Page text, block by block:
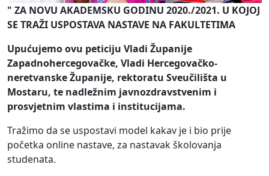
" ZA NOVU AKADEMSKU GODINU 2020./2021. U KOJOJ
SE TRAŽI USPOSTAVA NASTAVE NA FAKULTETIMA
Upućujemo ovu peticiju Vladi Županije
Zapadnohercegovačke, Vladi Hercegovačko-
neretvanske Županije, rektoratu Sveučilišta u
Mostaru, te nadležnim javnozdravstvenim i
prosvjetnim vlastima i institucijama.
Tražimo da se uspostavi model kakav je i bio prije
početka online nastave, za nastavak školovanja
studenata.